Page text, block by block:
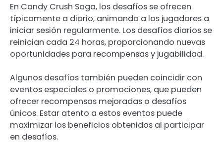
En Candy Crush Saga, los desafíos se ofrecen
típicamente a diario, animando a los jugadores a
iniciar sesión regularmente. Los desafíos diarios se
reinician cada 24 horas, proporcionando nuevas
oportunidades para recompensas y jugabilidad.
Algunos desafíos también pueden coincidir con
eventos especiales o promociones, que pueden
ofrecer recompensas mejoradas o desafíos
únicos. Estar atento a estos eventos puede
maximizar los beneficios obtenidos al participar
en desafíos.